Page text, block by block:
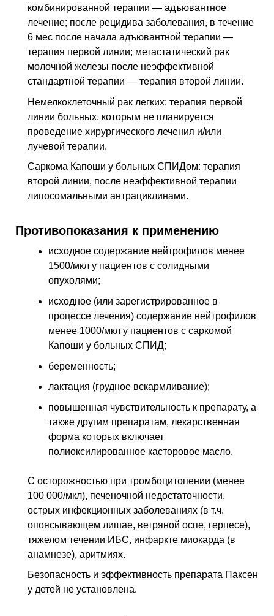
комбинированной терапии — адъювантное
лечение; после рецидива заболевания, в течение
6 мес после начала адъювантной терапии —
терапия первой линии; метастатический рак
молочной железы после неэффективной
стандартной терапии — терапия второй линии.
Немелкоклеточный рак легких: терапия первой
линии больных, которым не планируется
проведение хирургического лечения и/или
лучевой терапии.
Саркома Капоши у больных СПИДом: терапия
второй линии, после неэффективной терапии
липосомальными антрациклинами.
Противопоказания к применению
исходное содержание нейтрофилов менее
1500/мкл у пациентов с солидными
опухолями;
исходное (или зарегистрированное в
процессе лечения) содержание нейтрофилов
менее 1000/мкл у пациентов с саркомой
Капоши у больных СПИД;
беременность;
лактация (грудное вскармливание);
повышенная чувствительность к препарату, а
также другим препаратам, лекарственная
форма которых включает
полиоксилированное касторовое масло.
С осторожностью при тромбоцитопении (менее
100 000/мкл), печеночной недостаточности,
острых инфекционных заболеваниях (в т.ч.
опоясывающем лишае, ветряной оспе, герпесе),
тяжелом течении ИБС, инфаркте миокарда (в
анамнезе), аритмиях.
Безопасность и эффективность препарата Паксен
у детей не установлена.